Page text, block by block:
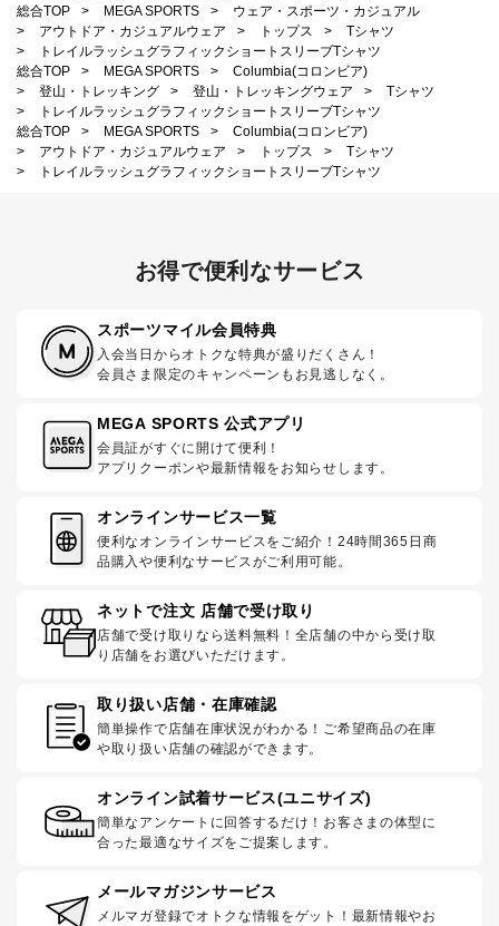
総合TOP
> MEGA SPORTS >
ウェア・スポーツ・カジュアル
>
アウトドア・カジュアルウェア > トップス >
Tシャツ
>
トレイルラッシュグラフィックショートスリーブTシャツ
総合TOP
> MEGA SPORTS >
Columbia(コロンビア)
>
登山・トレッキング > 登山・トレッキングウェア >
Tシャツ
>
トレイルラッシュグラフィックショートスリーブTシャツ
総合TOP
> MEGA SPORTS >
Columbia(コロンビア)
>
アウトドア・カジュアルウェア > トップス >
Tシャツ
>
トレイルラッシュグラフィックショートスリーブTシャツ
お得で便利なサービス
スポーツマイル会員特典
入会当日からオトクな特典が盛りだくさん！
会員さま限定のキャンペーンもお見逃しなく。
MEGA SPORTS 公式アプリ
会員証がすぐに開けて便利！
アプリクーポンや最新情報をお知らせします。
オンラインサービス一覧
便利なオンラインサービスをご紹介！24時間365日商
品購入や便利なサービスがご利用可能。
ネットで注文 店舗で受け取り
店舗で受け取りなら送料無料！全店舗の中から受け取
り店舗をお選びいただけます。
取り扱い店舗・在庫確認
簡単操作で店舗在庫状況がわかる！ご希望商品の在庫
や取り扱い店舗の確認ができます。
オンライン試着サービス(ユニサイズ)
簡単なアンケートに回答するだけ！お客さまの体型に
合った最適なサイズをご提案します。
メールマガジンサービス
メルマガ登録でオトクな情報をゲット！最新情報やお